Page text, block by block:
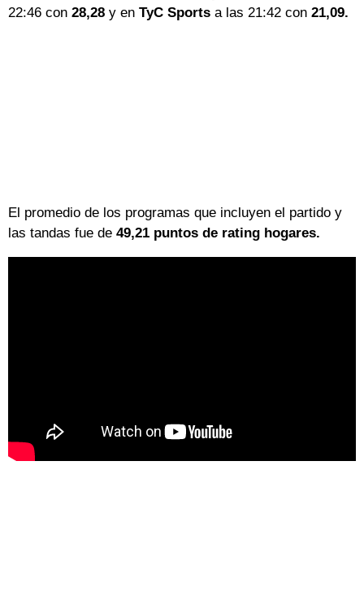
22:46 con 28,28 y en TyC Sports a las 21:42 con 21,09.
El promedio de los programas que incluyen el partido y
las tandas fue de 49,21 puntos de rating hogares.